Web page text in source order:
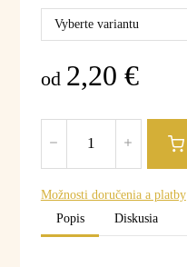
Vyberte variantu
od 2,20 €
Možnosti doručenia a platby
Popis
Diskusia